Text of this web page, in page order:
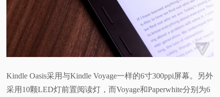
Kindle Oasis采用与Kindle Voyage一样的6寸300ppi屏幕。另外
采用10颗LED灯前置阅读灯，而Voyage和Paperwhite分别为6